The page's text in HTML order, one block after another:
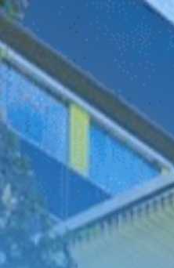
FILTRAR INFORMACIÓN